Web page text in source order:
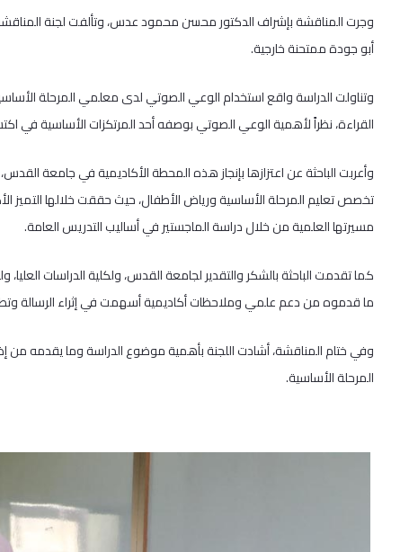
وجرت المناقشة بإشراف الدكتور محسن محمود عدس، وتألفت لجنة المناقشة
أبو جودة ممتحنة خارجية.
القراءة، نظراً لأهمية الوعي الصوتي بوصفه أحد المرتكزات الأساسية في
وأعربت الباحثة عن اعتزازها بإنجاز هذه المحطة الأكاديمية في جامعة
تخصص تعليم المرحلة الأساسية ورياض الأطفال، حيث حققت خلالها التميز
مسيرتها العلمية من خلال دراسة الماجستير في أساليب التدريس العامة.
كما تقدمت الباحثة بالشكر والتقدير لجامعة القدس، ولكلية الدراسات
ما قدموه من دعم علمي وملاحظات أكاديمية أسهمت في إثراء الرسالة
وفي ختام المناقشة، أشادت اللجنة بأهمية موضوع الدراسة وما يقدمه من
المرحلة الأساسية.